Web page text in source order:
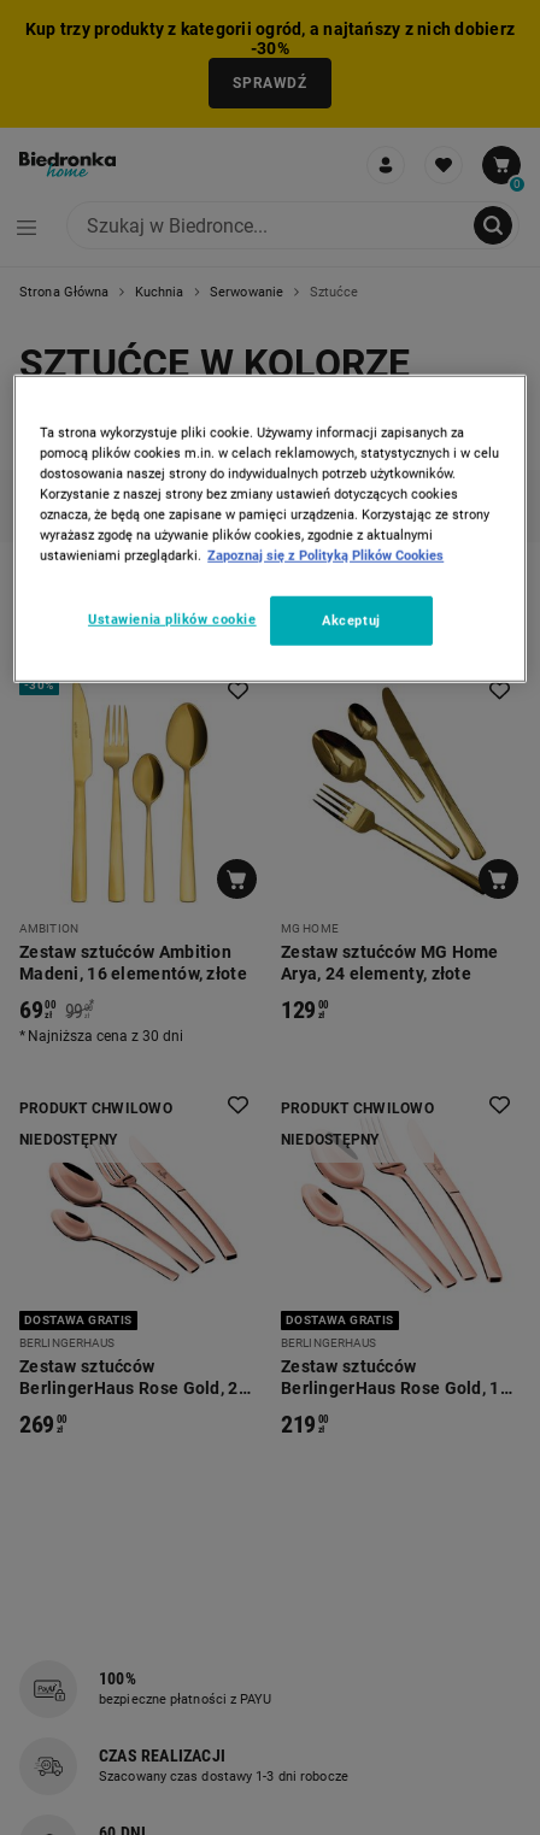
Kup trzy produkty z kategorii ogród, a najtańszy z nich dobierz
-30%
SPRAWDŹ
0
Strona Główna Kuchnia Serwowanie Sztućce
SZTUĆCE W KOLORZE
4 produkty
KATEGORIE FILTRUJ (1) SORTUJ
-30%
AMBITION
Zestaw sztućców Ambition
Madeni, 16 elementów, złote
6900
zł 99 00
zł
*
Najniższa cena z 30 dni
MG HOME
Zestaw sztućców MG Home
Arya, 24 elementy, złote
129 00
zł
PRODUKT CHWILOWO
NIEDOSTĘPNY
DOSTAWA GRATIS
BERLINGERHAUS
Zestaw sztućców
BerlingerHaus Rose Gold, 24
269 00
zł
PRODUKT CHWILOWO
NIEDOSTĘPNY
DOSTAWA GRATIS
BERLINGERHAUS
Zestaw sztućców
BerlingerHaus Rose Gold, 16
219 00
zł
100%
bezpieczne płatności z PAYU
CZAS REALIZACJI
Szacowany czas dostawy 1-3 dni robocze
Ta strona wykorzystuje pliki cookie. Używamy informacji zapisanych za
pomocą plików cookies m.in. w celach reklamowych, statystycznych i w celu
dostosowania naszej strony do indywidualnych potrzeb użytkowników.
Korzystanie z naszej strony bez zmiany ustawień dotyczących cookies
oznacza, że będą one zapisane w pamięci urządzenia. Korzystając ze strony
wyrażasz zgodę na używanie plików cookies, zgodnie z aktualnymi
ustawieniami przeglądarki. Zapoznaj się z Polityką Plików Cookies
Ustawienia plików cookie Akceptuj